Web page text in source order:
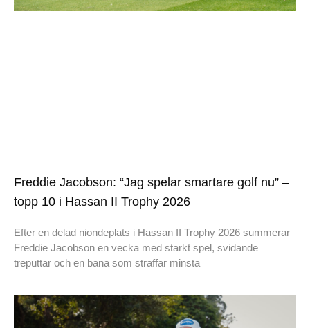
Freddie Jacobson: “Jag spelar smartare golf nu” –
topp 10 i Hassan II Trophy 2026
Efter en delad niondeplats i Hassan II Trophy 2026 summerar
Freddie Jacobson en vecka med starkt spel, svidande
treputtar och en bana som straffar minsta